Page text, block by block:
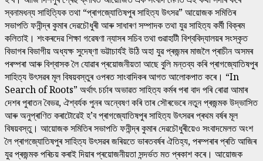
স্বনামধন্য সাহিত্যিক তথা “প্ৰাগজ্যোতিষপুৰ সাহিত্য উৎসৱ” আয়োজক সমিতিৰ
সভাপতি ফনীন্দ্ৰ কুমাৰ দেৱচৌধুৰী আৰু সাধাৰণ সম্পাদক তথা যুৱ সাহিত্য কৰ্মী বিক্ৰম
কলিতাই। শংকৰদেৱ শিক্ষা গৱেষণা ন্যাসৰ সচিব তথা গুৱাহাটী বিশ্ববিদ্যালয়ৰ সংস্কৃত
বিভাগৰ বিভাগীয় অধ্যক্ষ সুদেষ্ণা ভট্টাচাৰ্যই উঠি অহা যুৱ প্ৰজন্মৰ মাজলৈ প্ৰাচীন অসমৰ
পৰম্পৰা আৰু বিশ্বাসক লৈ যোৱাৰ প্ৰয়োজনীয়তা আছে বুলি মন্তব্য কৰি প্ৰাগজ্যোতিষপুৰ
সাহিত্য উৎসৱৰ মূল বিষয়বস্তুৰ ওপৰত সাংবাদিকৰ আগত আলোকপাত কৰে। “In
Search of Roots” অৰ্থাৎ চৰ্চাৰ অভাৱত সাহিত্য কৰ্মৰ পৰা বাদ পৰি ৰোৱা আমাৰ
দেশৰ পুৰাতন বৈভৱ, ঐশ্বৰ্যক পুনৰ অন্বেষণ কৰি তাৰ সৌৰভেৰে নতুন প্ৰজন্মক উদ্ভাসিত
আৰু অনুপ্ৰাণিত কৰাটোৱেই হ’ব প্ৰাগজ্যোতিষপুৰ সাহিত্য উৎসৱৰ প্ৰথম বৰ্ষৰ মূল
বিষয়বস্তু। আয়োজক সমিতিৰ সভাপতি ফনীন্দ্ৰ কুমাৰ দেৱচৌধুৰীয়েও সংবাদমেলত অংশ
লৈ প্ৰাগজ্যোতিষপুৰ সাহিত্য উৎসৱৰ জৰিয়তে ভাৰতবৰ্ষৰ ঐতিহ্য, পৰম্পৰাৰ প্ৰতি আজিৰ
যুৱ প্ৰজন্মক পৰিচয় কৰাই দিয়াৰ প্ৰয়োজনীয়তা সন্দৰ্ভত মত প্ৰকাশ কৰে। আয়োজক